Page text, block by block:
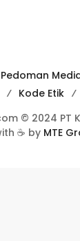
Pedoman
Kode Etik
© 2024 PT
☕ by MTE